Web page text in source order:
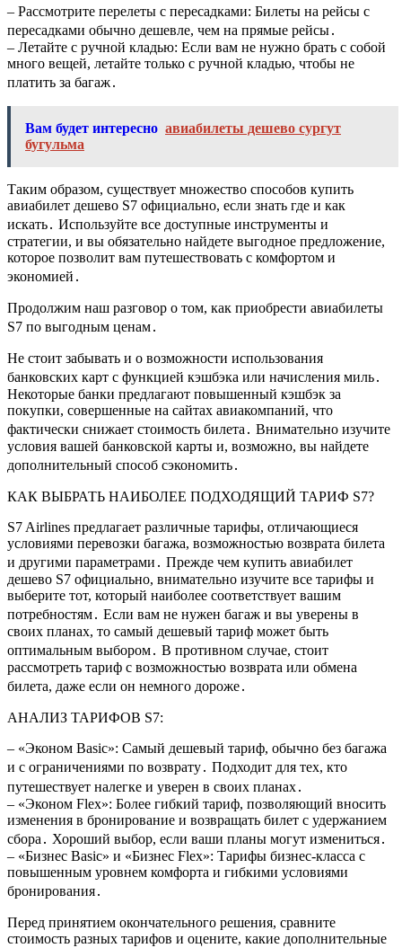
– Рассмотрите перелеты с пересадками: Билеты на рейсы с
пересадками обычно дешевле, чем на прямые рейсы․
– Летайте с ручной кладью: Если вам не нужно брать с собой
много вещей, летайте только с ручной кладью, чтобы не
платить за багаж․
Вам будет интересно авиабилеты дешево сургут
бугульма
Таким образом, существует множество способов купить
авиабилет дешево S7 официально, если знать где и как
искать․ Используйте все доступные инструменты и
стратегии, и вы обязательно найдете выгодное предложение,
которое позволит вам путешествовать с комфортом и
экономией․
Продолжим наш разговор о том, как приобрести авиабилеты
S7 по выгодным ценам․
Не стоит забывать и о возможности использования
банковских карт с функцией кэшбэка или начисления миль․
Некоторые банки предлагают повышенный кэшбэк за
покупки, совершенные на сайтах авиакомпаний, что
фактически снижает стоимость билета․ Внимательно изучите
условия вашей банковской карты и, возможно, вы найдете
дополнительный способ сэкономить․
КАК ВЫБРАТЬ НАИБОЛЕЕ ПОДХОДЯЩИЙ ТАРИФ S7?
S7 Airlines предлагает различные тарифы, отличающиеся
условиями перевозки багажа, возможностью возврата билета
и другими параметрами․ Прежде чем купить авиабилет
дешево S7 официально, внимательно изучите все тарифы и
выберите тот, который наиболее соответствует вашим
потребностям․ Если вам не нужен багаж и вы уверены в
своих планах, то самый дешевый тариф может быть
оптимальным выбором․ В противном случае, стоит
рассмотреть тариф с возможностью возврата или обмена
билета, даже если он немного дороже․
АНАЛИЗ ТАРИФОВ S7:
– «Эконом Basic»: Самый дешевый тариф, обычно без багажа
и с ограничениями по возврату․ Подходит для тех, кто
путешествует налегке и уверен в своих планах․
– «Эконом Flex»: Более гибкий тариф, позволяющий вносить
изменения в бронирование и возвращать билет с удержанием
сбора․ Хороший выбор, если ваши планы могут измениться․
– «Бизнес Basic» и «Бизнес Flex»: Тарифы бизнес-класса с
повышенным уровнем комфорта и гибкими условиями
бронирования․
Перед принятием окончательного решения, сравните
стоимость разных тарифов и оцените, какие дополнительные